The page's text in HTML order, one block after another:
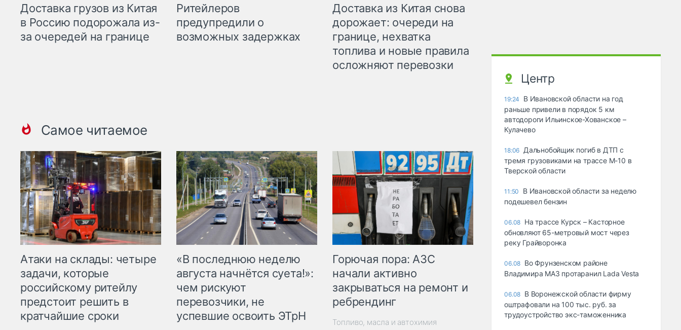
Доставка грузов из Китая
в Россию подорожала из-
за очередей на границе
Ритейлеров
предупредили о
возможных задержках
Доставка из Китая снова
дорожает: очереди на
границе, нехватка
топлива и новые правила
осложняют перевозки
Самое читаемое
Атаки на склады: четыре
задачи, которые
российскому ритейлу
предстоит решить в
кратчайшие сроки
«В последнюю неделю
августа начнётся суета!»:
чем рискуют
перевозчики, не
успевшие освоить ЭТрН
Горючая пора: АЗС
начали активно
закрываться на ремонт и
ребрендинг
Топливо, масла и автохимия
Центр
19:24
В Ивановской области на год
раньше привели в порядок 5 км
автодороги Ильинское-Хованское –
Кулачево
18:06 Дальнобойщик погиб в ДТП с
тремя грузовиками на трассе М-10 в
Тверской области
11:50
В Ивановской области за неделю
подешевел бензин
06.08 На трассе Курск – Касторное
обновляют 65-метровый мост через
реку Грайворонка
06.08 Во Фрунзенском районе
Владимира МАЗ протаранил Lada Vesta
06.08 В Воронежской области фирму
оштрафовали на 100 тыс. руб. за
трудоустройство экс-таможенника